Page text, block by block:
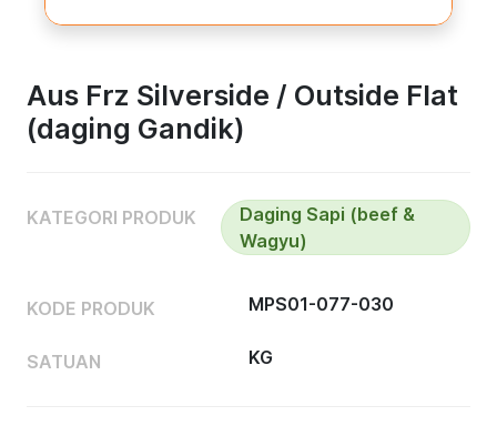
Aus Frz Silverside / Outside Flat
(daging Gandik)
KATEGORI PRODUK
Daging Sapi (beef &
Wagyu)
KODE PRODUK MPS01-077-030
SATUAN KG